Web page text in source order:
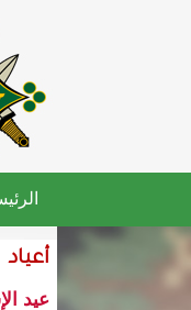
أعياد
عيد